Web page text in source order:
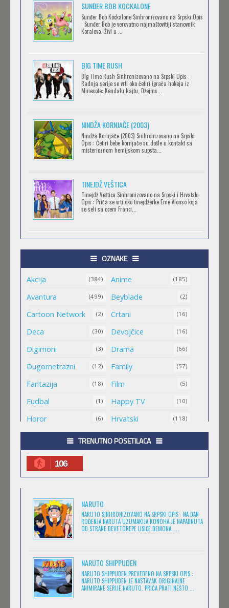
2.43: SEIIN HIGH SCHOOL BOYS VOLLEYBALL
TEAM
CLEAN FREAK! AOYAMA-KUN
Feb 12 2023 |Gledaj »
RECORD OF RAGNAROK
Feb 11 2023 |Gledaj »
TORADORA
Feb 11 2023 |Gledaj »
TRIGUN STAMPEDE
Feb 11 2023 |Gledaj »
ORIENT
Feb 11 2023 |Gledaj »
MALI MEDA ČARLI
MAO MAO HEROJI CISTOG SRCA
.HACK//ROOTS
Feb 11 2023 | Gledaj »
.HACK//SIGN
Feb 11 2023 |Gledaj »
BEM
SUNĐER BOB KOCKALONE
Sunđer Bob Kockalone Sinhronizovano na Srpski Opis
: Sunđer Bob je verovatno najmaštovitiji stanovnik
Koralova. Živi u ...
BIG TIME RUSH
Big Time Rush Sinhronizovano na Srpski Opis :
Radnja serije se vrti oko četiri igrača hokeja iz
Minesote: Kendalu Najtu, Džejms...
NINDŽA KORNJAČE (2003)
Nindža Kornjače (2003) Sinhronizovano na Srpski
Opis : Četiri bebe kornjače su došle u kontakt sa
misterioznom hemijskom supsta...
TINEJDŽ VEŠTICA
Tinejdž Veštica Sinhronizovano na Srpski i Hrvatski
Opis : Priča se vrti oko tinejdžerke Eme Alonso koja
se seli sa ocem Franci...
OZNAKE
Akcija (384) Anime (185)
Avantura (499) Beyblade (2)
Cartoon Network (2) Crtani (16)
Deca (30) Devojčice (16)
Digimoni (3) Drama (66)
Dugometrazni (12) Family (57)
Fantazija (18) Film (5)
Fudbal (1) Happy TV (10)
Horor (6) Hrvatski (118)
Jugio
Komedija Kratkometrazni
magija
Misterija (7)
Naučna Fantastika Nickelodeon (11)
Romantika Serija
Sinhronizovano (400) Škola (1)
Sport (11) Srpski (507)
TRENUTNO POSETILACA
106
NARUTO
NARUTO SINHRONIZOVANO NA SRPSKI OPIS : NA DAN
ROĐENJA NARUTA UZUMAKIJA KONOHA JE NAPADNUTA
OD STRANE DEVETOREPE LISICE DEMONA. ...
NARUTO SHIPPUDEN
NARUTO SHIPPUDEN PREVEDENO NA SRPSKI OPIS :
NARUTO SHIPPUDEN JE NASTAVAK ORIGINALNE
ANIMIRANE SERIJE NARUTO. PRIČA PRATI NEŠTO ...